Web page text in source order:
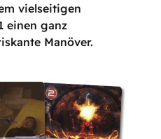
vielseitigen
einen ganz
Manöver.